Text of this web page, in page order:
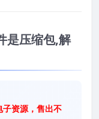
是压缩包,解
资源，售出不